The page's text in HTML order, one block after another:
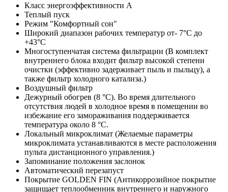
Класс энергоэффективности А
Теплый пуск
Режим "Комфортный сон"
Широкий диапазон рабочих температур от- 7°С до
+43°С
Многоступенчатая система фильтрации (В комплект
внутреннего блока входит фильтр высокой степени
очистки (эффективно задерживает пыль и пыльцу), а
также фильтр холодного катализа.)
Воздушный фильтр
Дежурный обогрев (8 °С). Во время длительного
отсутствия людей в холодное время в помещении во
избежание его замораживания поддерживается
температура около 8 °С.
Локальный микроклимат (Желаемые параметры
микроклимата устанавливаются в месте расположения
пульта дистанционного управления.)
Запоминание положения заслонок
Автоматический перезапуст
Покрытие GOLDEN FIN (Антикоррозийное покрытие
защищает теплообменник внутреннего и наружного